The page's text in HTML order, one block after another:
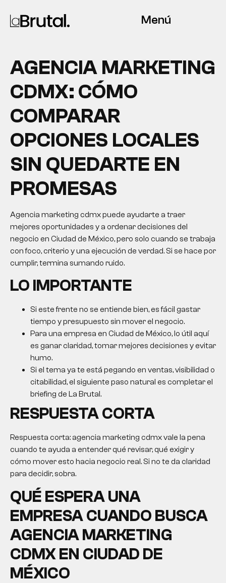
Menú
AGENCIA MARKETING
CDMX: CÓMO
COMPARAR
OPCIONES LOCALES
SIN QUEDARTE EN
PROMESAS
Agencia marketing cdmx puede ayudarte a traer
mejores oportunidades y a ordenar decisiones del
negocio en Ciudad de México, pero solo cuando se trabaja
con foco, criterio y una ejecución de verdad. Si se hace por
cumplir, termina sumando ruido.
LO IMPORTANTE
Si este frente no se entiende bien, es fácil gastar
tiempo y presupuesto sin mover el negocio.
Para una empresa en Ciudad de México, lo útil aquí
es ganar claridad, tomar mejores decisiones y evitar
humo.
Si el tema ya te está pegando en ventas, visibilidad o
citabilidad, el siguiente paso natural es completar el
briefing de La Brutal.
RESPUESTA CORTA
Respuesta corta: agencia marketing cdmxvale la pena
cuando te ayuda a entender qué revisar, qué exigir y
cómo mover esto hacia negocio real. Si no te da claridad
para decidir, sobra.
QUÉ ESPERA UNA
EMPRESA CUANDO BUSCA
AGENCIA MARKETING
CDMX EN CIUDAD DE
MÉXICO